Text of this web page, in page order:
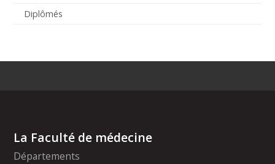
Diplômés
La Faculté de médecine
Départements